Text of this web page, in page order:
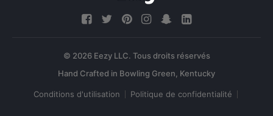
© 2026 Eezy LLC. Tous droits réservés
Conditions d'utilisation Politique de confidentialité